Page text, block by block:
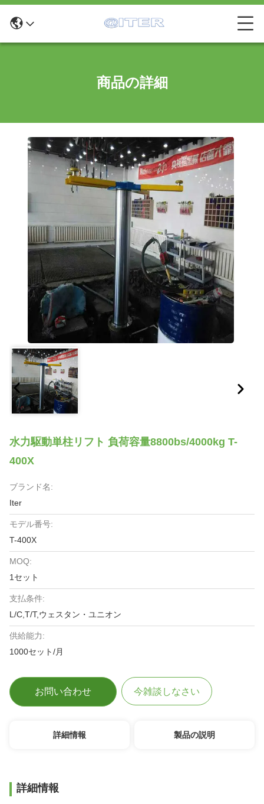
商品の詳細
水力駆動単柱リフト 負荷容量8800bs/4000kg T-
400X
ブランド名:
Iter
モデル番号:
T-400X
MOQ:
1セット
支払条件:
L/C,T/T,ウェスタン・ユニオン
供給能力:
1000セット/月
お問い合わせ 今雑談しなさい
詳細情報 製品の説明
詳細情報